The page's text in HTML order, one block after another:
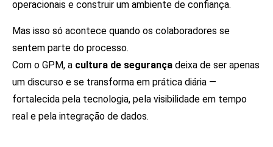
operacionais e construir um ambiente de confiança.
Mas isso só acontece quando os colaboradores se
sentem parte do processo.
Com o GPM, a cultura de segurança deixa de ser apenas
um discurso e se transforma em prática diária —
fortalecida pela tecnologia, pela visibilidade em tempo
real e pela integração de dados.